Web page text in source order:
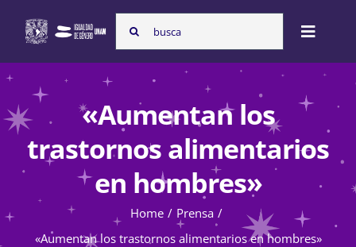
content
Search
for:
Toggle
Nosotras
Programas
«Aumentan los
trastornos alimentarios
en hombres»
Home
Prensa
«Aumentan los trastornos alimentarios en hombres»